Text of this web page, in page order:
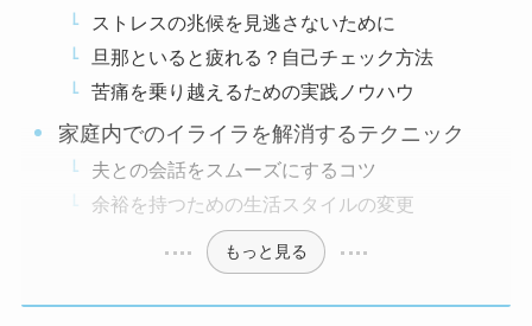
ストレスの兆候を見逃さないために
旦那といると疲れる？自己チェック方法
苦痛を乗り越えるための実践ノウハウ
家庭内でのイライラを解消するテクニック
夫との会話をスムーズにするコツ
余裕を持つための生活スタイルの変更
もっと見る